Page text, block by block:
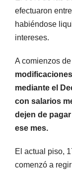
efectuaron
habiéndose
intereses.
A comienzos
mediante el
con salarios
dejen de
ese mes.
El actual piso,
comenzó a